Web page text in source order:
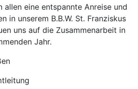
allen eine entspannte Anreise und
in unserem B.B.W. St. Franziskus
uns auf die Zusammenarbeit in
Jahr.